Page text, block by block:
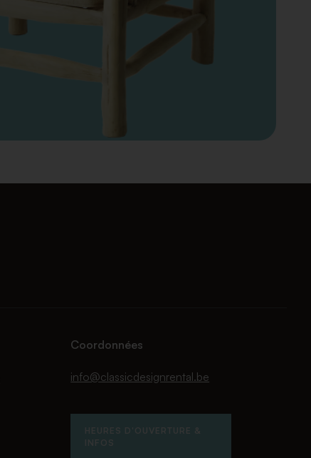
Coordonnées
info@classicdesignrental.be
HEURES D'OUVERTURE &
INFOS